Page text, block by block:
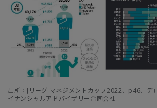
出所：Jリーグ マネジメントカップ2022、p46、デ
イナンシャルアドバイザリー合同会社